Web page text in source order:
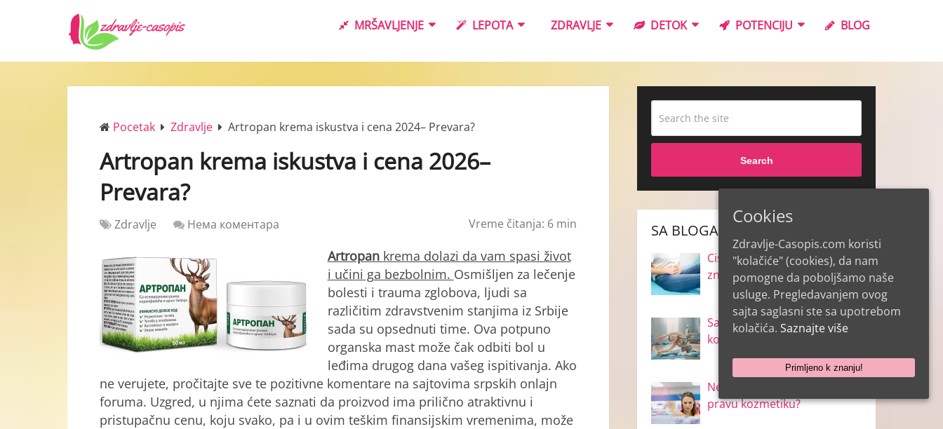
MRŠAVLJENJE LEPOTA ZDRAVLJE DETOK POTENCIJU BLOG
Pocetak Zdravlje Artropan krema iskustva i cena 2024– Prevara?
Artropan krema iskustva i cena 2026–
Prevara?
Zdravlje Нема коментара Vreme čitanja: 6 min
Artropan krema dolazi da vam spasi život
i učini ga bezbolnim. Osmišljen za lečenje
bolesti i trauma zglobova, ljudi sa
različitim zdravstvenim stanjima iz Srbije
sada su opsednuti time. Ova potpuno
organska mast može čak odbiti bol u
leđima drugog dana vašeg ispitivanja. Ako
ne verujete, pročitajte sve te pozitivne komentare na sajtovima srpskih onlajn
foruma. Uzgred, u njima ćete saznati da proizvod ima prilično atraktivnu i
pristupačnu cenu, koju svako, pa i u ovim teškim finansijskim vremenima, može
Search
SA BLOGA
Cistitis i inkontinencija – šta
znamo o njima
Sagorite 500 kalorija dok ste
kod kuće
Nega lica – kako odabrati
pravu kozmetiku?
Cookies
Zdravlje-Casopis.com koristi
"kolačiće" (cookies), da nam
pomogne da poboljšamo naše
usluge. Pregledavanjem ovog
sajta saglasni ste sa upotrebom
kolačića. Saznajte više
Primljeno k znanju!